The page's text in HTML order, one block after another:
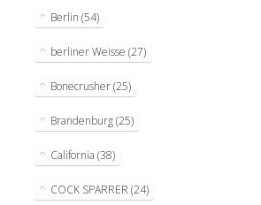
Berlin (54)
berliner Weisse (27)
Bonecrusher(25)
Brandenburg(25)
California (38)
COCK SPARRER (24)